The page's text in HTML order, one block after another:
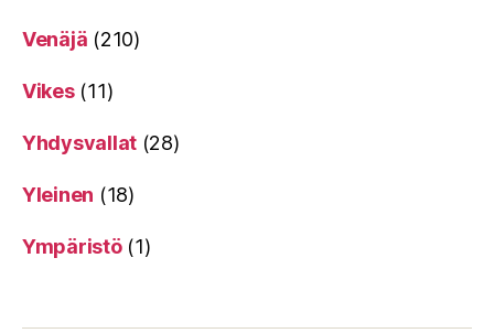
Venäjä (210)
Vikes(11)
Yhdysvallat (28)
Yleinen (18)
Ympäristö(1)